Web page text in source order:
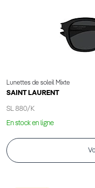
Lunettes de soleil Mixte
SAINT LAURENT
SL 880/K
En stock en ligne